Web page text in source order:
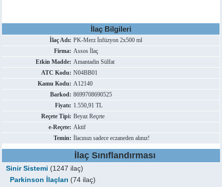
İlaç Bilgileri
İlaç Adı: PK-Merz İnfüzyon 2x500 ml
Firma: Assos İlaç
Etkin Madde: Amantadin Sülfat
ATC Kodu: N04BB01
Kamu Kodu: A12140
Barkod: 8699708690525
Fiyatı: 1.550,91 TL
Reçete Tipi: Beyaz Reçete
e-Reçete: Aktif
Temin: İlacınızı sadece eczaneden alınız!
İlaç Sınıflandırması
Sinir Sistemi (1247 ilaç)
Parkinson İlaçları (74 ilaç)